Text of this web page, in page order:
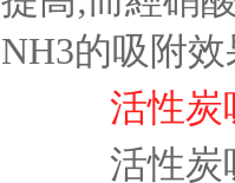
NH3的吸附
活性炭
活性炭吸